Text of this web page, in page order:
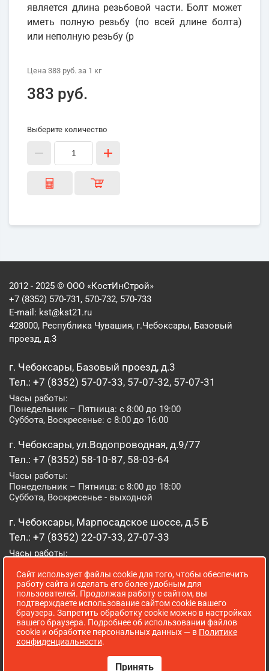
является длина резьбовой части. Болт может
иметь полную резьбу (по всей длине болта)
или неполную резьбу (р
Цена 383 руб. за 1 кг
383 руб.
Выберите количество
2012 - 2025 © ООО «КостИнСтрой»
+7 (8352) 570-731, 570-732, 570-733
E-mail: kst@kst21.ru
428000, Республика Чувашия, г.Чебоксары, Базовый
проезд, д.3
г. Чебоксары, Базовый проезд, д.3
Тел.: +7 (8352) 57-07-33, 57-07-32, 57-07-31
Часы работы:
Понедельник – Пятница: с 8:00 до 19:00
Суббота, Воскресенье: с 8:00 до 16:00
г. Чебоксары, ул.Водопроводная, д.9/77
Тел.: +7 (8352) 58-10-87, 58-03-64
Часы работы:
Понедельник – Пятница: с 8:00 до 18:00
Суббота, Воскресенье - выходной
г. Чебоксары, Марпосадское шоссе, д.5 Б
Тел.: +7 (8352) 22-07-33, 27-07-33
Часы работы:
Суббота, Воскресенье: с 8:00 до 16:00
г. Йошкар-Ола, ул. Луначарского, д. 52 А
Тел.: (8362) 41-07-31
Часы работы:
Понедельник – Пятница: с 8:00 до 18:00
Сайт использует файлы cookie для того, чтобы обеспечить
работу сайта и сделать его более удобным для
пользователей. Продолжая работу с сайтом, вы
подтверждаете использование сайтом cookie вашего
браузера. Запретить обработку cookie можно в настройках
вашего браузера. Подробнее об использовании файлов
cookie и обработке персональных данных — в Политике
конфиденциальности.
Принять